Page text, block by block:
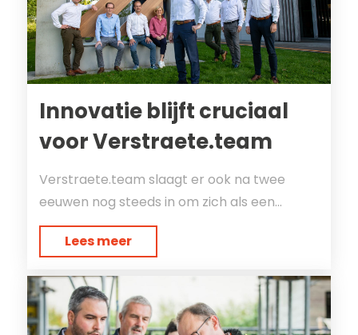
Innovatie blijft cruciaal
voor Verstraete.team
Verstraete.team slaagt er ook na twee
eeuwen nog steeds in om zich als een...
Lees meer